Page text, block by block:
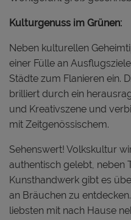
Kulturgenuss im Grünen:
Neben kulturellen
einer Fülle an
Städte zum Flanieren ein.
brilliert durch ein
und Kreativszene und
mit Zeitgenössischem.
Sehenswert! Volkskultur
authentisch gelebt, neben
Kunsthandwerk gibt es
an Bräuchen zu
liebsten mit nach Hause